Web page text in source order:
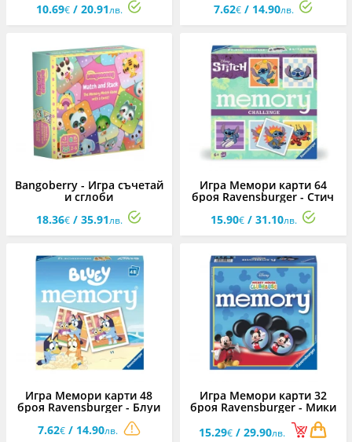
10.69€ / 20.91лв. 7.62€/ 14.90лв.
Bangoberry - Игра съчетай
и сглоби
18.36€ / 35.91лв.
Игра Мемори карти 64
броя Ravensburger - Стич
15.90€/ 31.10лв.
Игра Мемори карти 48
броя Ravensburger - Блуи
7.62€/ 14.90лв.
Игра Мемори карти 32
броя Ravensburger - Мики
15.29€ / 29.90лв.